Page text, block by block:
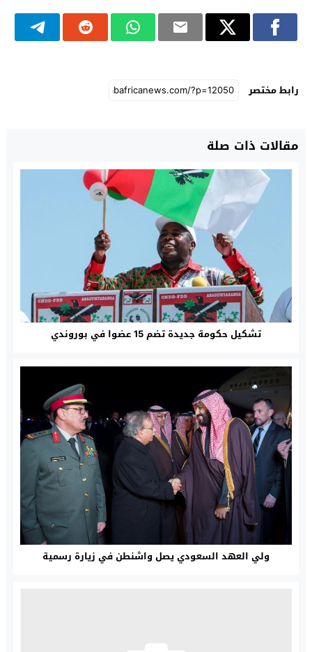
رابط مختصر
مقالات ذات صلة
تشكيل حكومة جديدة تضم 15 عضوا في بوروندي
ولي العهد السعودي يصل واشنطن في زيارة رسمية